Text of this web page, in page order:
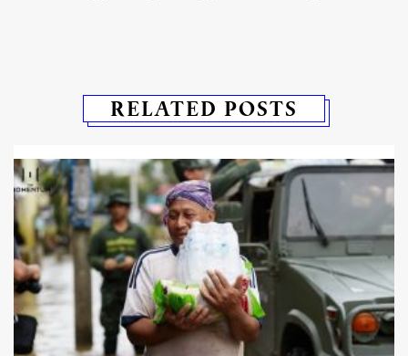
RELATED POSTS